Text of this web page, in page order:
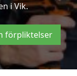
i Vik.
förpliktelser